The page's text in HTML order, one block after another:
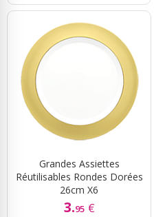
Grandes Assiettes
Réutilisables Rondes Dorées
26cm X6
3.95 €